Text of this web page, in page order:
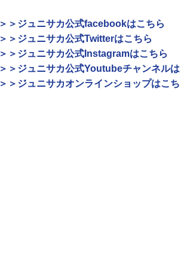
＞＞ジュニサカ公式facebookはこちら
＞＞ジュニサカ公式Twitterはこちら
＞＞ジュニサカ公式Instagramはこちら
＞＞ジュニサカ公式Youtubeチャンネルは
＞＞ジュニサカオンラインショップはこち